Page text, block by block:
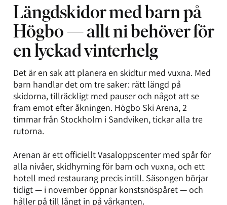
Längdskidor med barn på
Högbo — allt ni behöver för
en lyckad vinterhelg
Det är en sak att planera en skidtur med vuxna. Med
barn handlar det om tre saker: rätt längd på
skidorna, tillräckligt med pauser och något att se
fram emot efter åkningen. Högbo Ski Arena, 2
timmar från Stockholm i Sandviken, tickar alla tre
rutorna.
Arenan är ett officiellt Vasaloppscenter med spår för
alla nivåer, skidhyrning för barn och vuxna, och ett
hotell med restaurang precis intill. Säsongen börjar
tidigt — i november öppnar konstsnöspåret — och
håller på till långt in på vårkanten.